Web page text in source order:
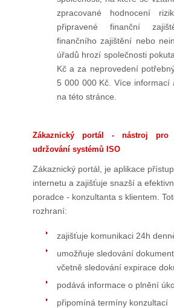
zpracované hodnocení
připravené finanční
finančního zajištění nebo
úřadů hrozí společnosti
Kč a za neprovedení
5 000 000 Kč. Více informací
na této stránce.
Zákaznický portál - nástroj pro
udržování systémů ISO
Zákaznický portál, je aplikace
internetu a zajišťuje snazší a
poradce - konzultanta s klientem.
rozhraní:
zajišťuje komunikaci 24h
umožňuje sledování
včetně sledování expirace
podává informace o plnění
připomíná termíny konzultací